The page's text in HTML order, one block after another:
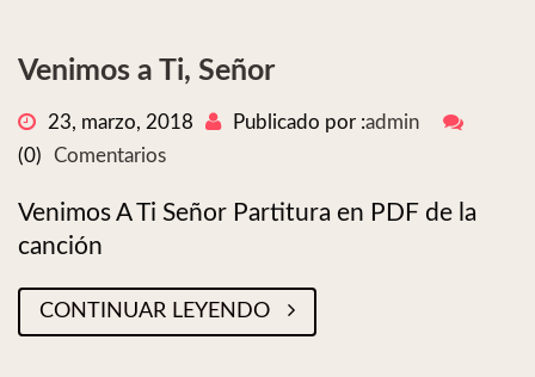
Venimos a Ti, Señor
23, marzo, 2018 Publicado por :admin
(0)
Comentarios
Venimos A Ti Señor Partitura en PDF de la
canción
CONTINUAR LEYENDO